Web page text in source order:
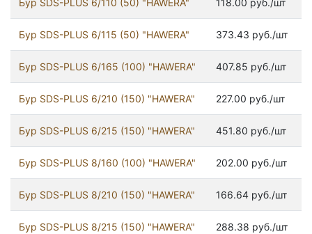
Бур SDS-PLUS 6/110 (50) "HAWERA" 118.00 руб./шт
Бур SDS-PLUS 6/115 (50) "HAWERA" 373.43 руб./шт
Бур SDS-PLUS 6/165 (100) "HAWERA" 407.85 руб./шт
Бур SDS-PLUS 6/210 (150) "HAWERA" 227.00 руб./шт
Бур SDS-PLUS 6/215 (150) "HAWERA" 451.80 руб./шт
Бур SDS-PLUS 8/160 (100) "HAWERA" 202.00 руб./шт
Бур SDS-PLUS 8/210 (150) "HAWERA" 166.64 руб./шт
Бур SDS-PLUS 8/215 (150) "HAWERA" 288.38 руб./шт